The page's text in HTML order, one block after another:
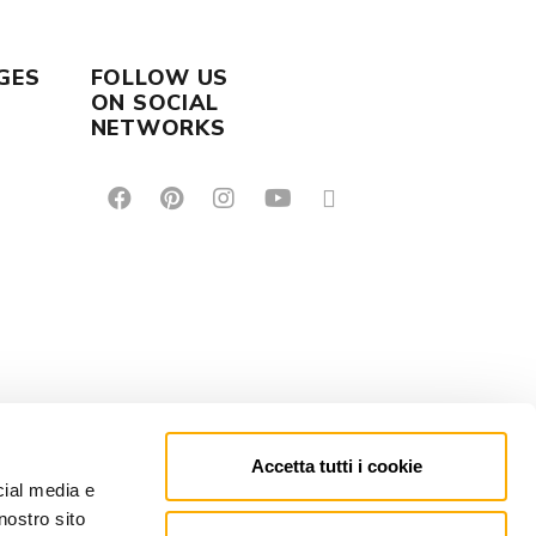
media e
sito
Accetta tutti i cookie
FOLLOW US
ON SOCIAL
NETWORKS